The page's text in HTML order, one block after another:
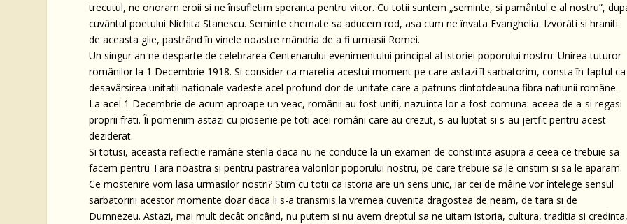
trecutul, ne onoram eroii si ne însufletim speranta pentru viitor. Cu totii suntem „seminte, si pamântul e al nostru”,
cuvântul poetului Nichita Stanescu. Seminte chemate sa aducem rod, asa cum ne învata Evanghelia. Izvorâti si hraniti
de aceasta glie, pastrând în vinele noastre mândria de a fi urmasii Romei.
Un singur an ne desparte de celebrarea Centenarului evenimentului principal al istoriei poporului nostru: Unirea tuturor
românilor la 1 Decembrie 1918. Si consider ca maretia acestui moment pe care astazi îl sarbatorim, consta în faptul ca
desavârsirea unitatii nationale vadeste acel profund dor de unitate care a patruns dintotdeauna fibra natiunii române.
La acel 1 Decembrie de acum aproape un veac, românii au fost uniti, nazuinta lor a fost comuna: aceea de a-si regasi
proprii frati. Îi pomenim astazi cu piosenie pe toti acei români care au crezut, s-au luptat si s-au jertfit pentru acest
deziderat.
Si totusi, aceasta reflectie ramâne sterila daca nu ne conduce la un examen de constiinta asupra a ceea ce trebuie sa
facem pentru Tara noastra si pentru pastrarea valorilor poporului nostru, pe care trebuie sa le cinstim si sa le aparam.
Ce mostenire vom lasa urmasilor nostri? Stim cu totii ca istoria are un sens unic, iar cei de mâine vor întelege sensul
sarbatoririi acestor momente doar daca li s-a transmis la vremea cuvenita dragostea de neam, de tara si de
Dumnezeu. Astazi, mai mult decât oricând, nu putem si nu avem dreptul sa ne uitam istoria, cultura, traditia si credinta,